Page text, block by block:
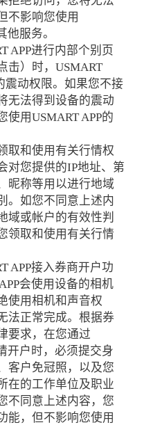
不影响您使用
他服务。
APP进行内部个别页
击）时，USMART
震动权限。如果您不接
无法得到设备的震动
使用USMART APP的
取和使用有关行情权
对您提供的IP地址、第
昵称等用以进行地域
。如您不同意上述内
域或帐户的有效性判
领取和使用有关行情
APP接入券商开户功
会使用设备的相机
使用相机和声音权
法正常完成。根据券
要求，在您通过
开户时，必须提交身
客户免冠照，以及您
在的工作单位及职业
不同意上述内容，您
能，但不影响您使用